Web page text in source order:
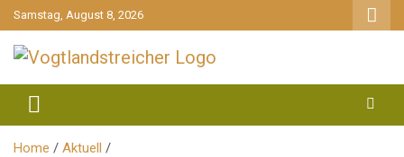
gehe
zum
Inhalt
Samstag, August 8, 2026
Vogtlandstreicher
Home
Aktuell